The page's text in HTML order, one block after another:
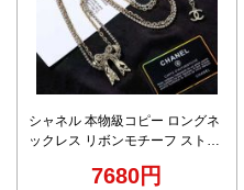
シャネル 本物級コピー ロングネ
ックレス リボンモチーフ ストー
ディテール7680円